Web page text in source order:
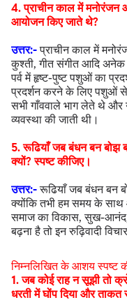
4. प्राचीन काल में मनोरंजन
आयोजन किए जाते थे?
उत्तर:-प्राचीन काल में
कुश्ती, गीत संगीत आदि
पर्व में हृष्ट-पुष्ट पशुओं का
प्रदर्शन करने के लिए पशुओं
सभी गाँववाले भाग लेते थे
व्यवस्था की जाती थी।
5. रूढियाँ जब बंधन बन बोझ
क्यों? स्पष्ट कीजिए।
उत्तर:-रूढियाँ जब बंधन बन
क्योंकि तभी हम समय के
समाज का विकास, सुख-
बढ़ना है तो इन रुढ़िवादी
निम्नलिखित के आशय स्पष्ट
1. जब कोई राह न सूझी तो
धरती में घोंप दिया और